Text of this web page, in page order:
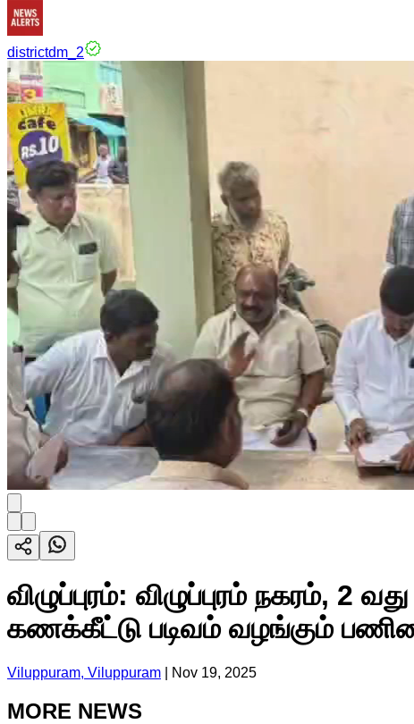
districtdm_2
விழுப்புரம்: விழுப்புரம் நகரம், 2
கணக்கீட்டு படிவம் வழங்கும்
Viluppuram, Viluppuram Nov 19, 2025
MORE NEWS